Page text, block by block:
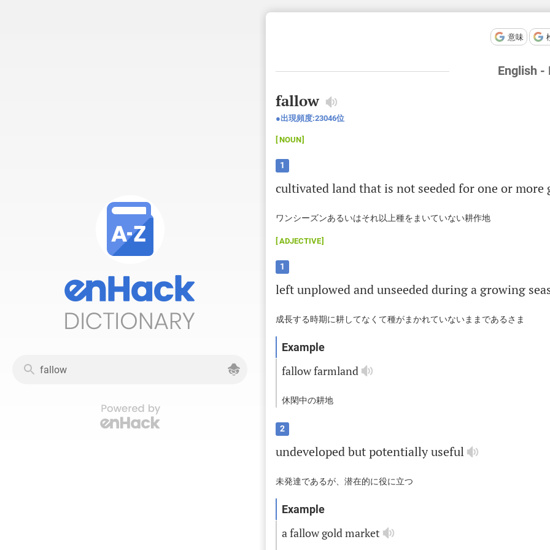
意味
English -
fallow
出現頻度:23046位
NOUN
1
cultivatedlandthat is not seededforone ormore
ワンシーズンあるいはそれ以上種をまいていない耕作地
ADJECTIVE
1
leftunplowedandunseededduringa growing
成長する時期に耕してなくて種がまかれていないままであるさま
fallowfarmland
休閑中の耕地
2
undevelopedbutpotentiallyuseful
未発達であるが、潜在的に役に立つ
afallow goldmarket